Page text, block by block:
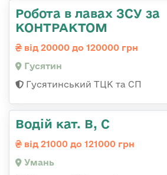
Робота в лавах ЗСУ за
КОНТРАКТОМ
від 20000 до 120000 грн
Гусятин
Гусятинський ТЦК та СП
Водій кат. В, С
від 21000 до 121000 грн
Умань